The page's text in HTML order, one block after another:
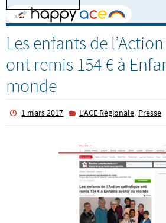
Les enfants de
ont remis 154 € à
monde
1 mars 2017 L'ACE Régionale, Presse